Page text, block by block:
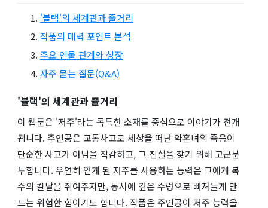
'블랙'의 세계관과 줄거리
작품의 매력 포인트 분석
주요 인물 관계와 성장
자주 묻는 질문(Q&A)
'블랙'의 세계관과 줄거리
이 웹툰은 '저주'라는 독특한 소재를 중심으로 이야기가 전개
됩니다. 주인공은 교통사고로 세상을 떠난 약혼녀의 죽음이
단순한 사고가 아님을 직감하고, 그 진실을 찾기 위해 고군분
투합니다. 우연히 얻게 된 저주를 사용하는 능력은 그에게 복
수의 칼날을 쥐여주지만, 동시에 깊은 수렁으로 빠져들게 만
드는 위험한 힘이기도 합니다. 작품은 주인공이 저주 능력을